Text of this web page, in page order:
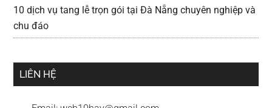
10 dịch vụ tang lễ trọn gói tại Đà Nẵng chuyên nghiệp và
chu đáo
LIÊN HỆ